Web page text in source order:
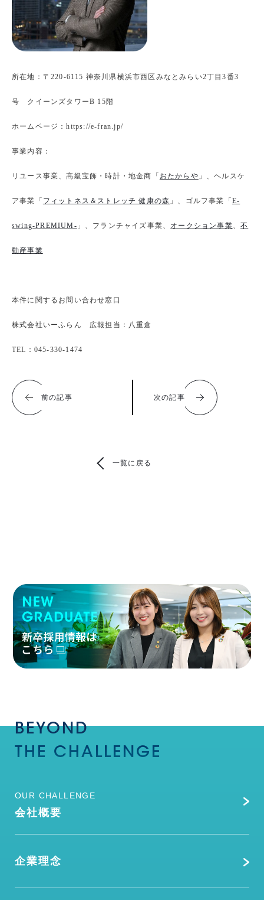
所在地：〒220-6115 神奈川県横浜市西区みなとみらい2丁目3番3
号 クイーンズタワーB 15階
ホームページ：https://e-fran.jp/
事業内容：
リユース事業、高級宝飾・時計・地金商「 おたからや 」、ヘルスケ
ア事業「 フィットネス＆ストレッチ 健康の森 」、ゴルフ事業「 E-
swing-PREMIUM- 」、フランチャイズ事業、 オークション事業、不
動産事業
本件に関するお問い合わせ窓口
株式会社いーふらん 広報担当：八重倉
TEL：045-330-1474
前の記事 次の記事
一覧に戻る
BEYOND
THE CHALLENGE
OUR CHALLENGE
会社概要
企業理念